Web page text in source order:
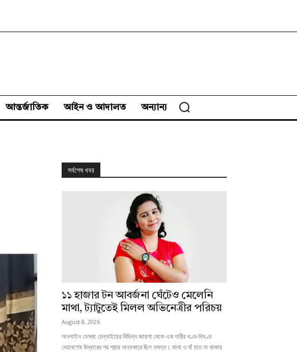
আন্তর্জাতিক আইন ও আদালত অন্যান্য
সর্বশেষ খবর
১১ হাজার টন আবর্জনা ঘেঁটেও মেলেনি
মাথা, ট্যাটুতেই মিলল অভিনেত্রীর পরিচয়
August 8, 2026
অনলাইন ডেস্ক: চেন্নাইয়ের বিভিন্ন জায়গা থেকে এক নারীর খণ্ড-বিখণ্ড
দেহাবশেষ উদ্ধারের পর প্রায় অন্ধকারে ছিল তদন্ত। মাথা ও বাঁ হাত না থাকায়